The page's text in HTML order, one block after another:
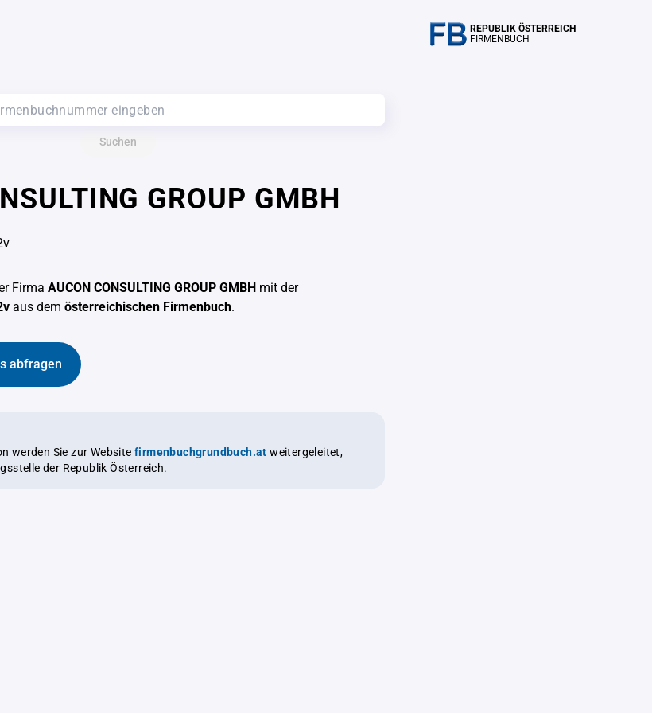
REPUBLIK ÖSTERREICH
FIRMENBUCH
Suchen
GROUP GMBH
Firma AUCON CONSULTING GROUP GMBH mit der
aus dem österreichischen Firmenbuch.
abfragen
werden Sie zur Website firmenbuchgrundbuch.at weitergeleitet,
der Republik Österreich.